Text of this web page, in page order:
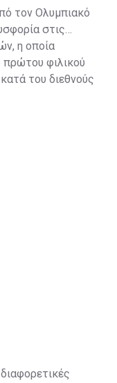
τον Ολυμπιακό
στις
η οποία
πρώτου φιλικού
του διεθνούς